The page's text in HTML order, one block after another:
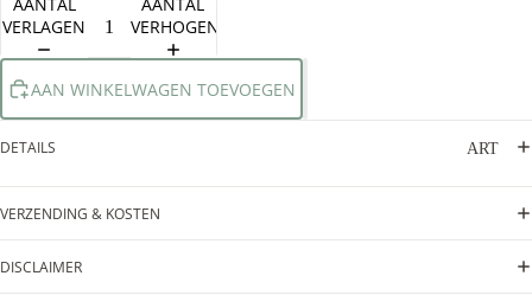
ART
VERLAGEN
VERHOGEN
AAN WINKELWAGEN TOEVOEGEN
DETAILS
VERZENDING & KOSTEN
DISCLAIMER